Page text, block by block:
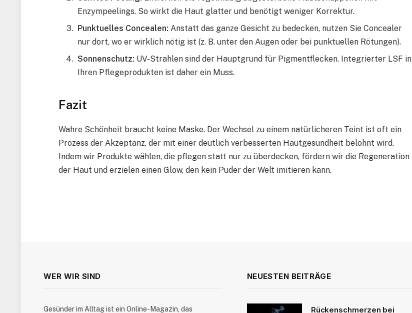
Enzympeelings. So wirkt die Haut glatter und benötigt weniger Korrektur.
Punktuelles Concealen: Anstatt das ganze Gesicht zu bedecken, nutzen Sie Concealer
nur dort, wo er wirklich nötig ist (z. B. unter den Augen oder bei punktuellen Rötungen).
Sonnenschutz: UV-Strahlen sind der Hauptgrund für Pigmentflecken. Integrierter LSF in
Ihren Pflegeprodukten ist daher ein Muss.
Fazit
Wahre Schönheit braucht keine Maske. Der Wechsel zu einem natürlicheren Teint ist oft ein
Prozess der Akzeptanz, der mit einer deutlich verbesserten Hautgesundheit belohnt wird.
Indem wir Produkte wählen, die pflegen statt nur zu überdecken, fördern wir die Regeneration
der Haut und erzielen einen Glow, den kein Puder der Welt imitieren kann.
WER WIR SIND
​Gesünder im Alltag ist ein Online-Magazin, das
NEUESTEN BEITRÄGE
Rückenschmerzen bei